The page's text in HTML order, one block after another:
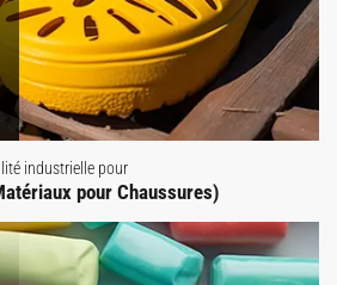
industrielle pour
pour Chaussures)